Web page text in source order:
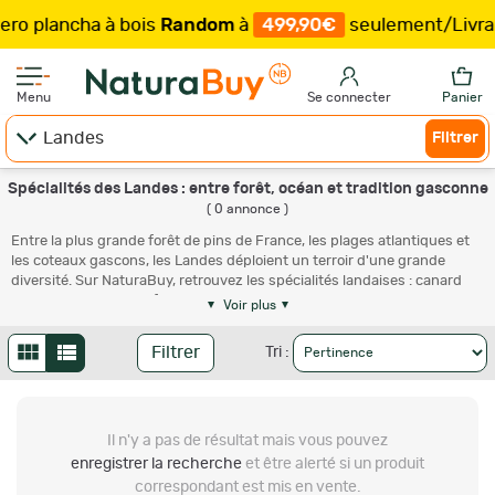
plancha à boisRandomà 499,90€ seulement/
Menu Se connecter Panier
Filtrer
Spécialités des Landes : entre forêt, océan et tradition gasconne
( 0 annonce )
Entre la plus grande forêt de pins de France, les plages atlantiques et
les coteaux gascons, les Landes déploient un terroir d'une grande
diversité. Sur NaturaBuy, retrouvez les spécialités landaises : canard
gras des Landes IGP, foie gras du Sud-Ouest IGP, poulet jaune des
Landes IGP, vins de Tursan AOC, armagnac AOC et tourtière
landaise.Les Landes constituent l'un des plus grands départements
gourmands de France, avec une production agricole d'excellence
confits, gésiers, foies gras entiers, blocs et mousses sont à retrouver
sur NaturaBuy auprès de producteurs et conserveries traditionnelles
(Maison Lafitte, Comtesse du Barry, Maison Castaing, Ducs de
Voir plus
Filtrer Tri :
Il n'y a pas de résultat mais vous pouvez
enregistrer la recherche et être alerté si un produit
correspondant est mis en vente.